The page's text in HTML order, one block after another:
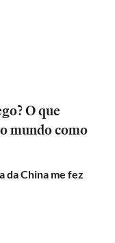
O que
mundo como
da China me fez